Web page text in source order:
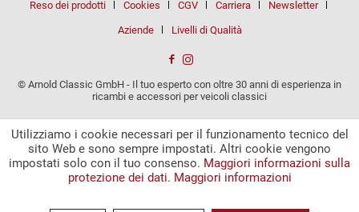
Reso dei prodotti Cookies CGV Carriera Newsletter
Aziende Livelli di Qualità
© Arnold Classic GmbH - Il tuo esperto con oltre 30 anni di esperienza in
ricambi e accessori per veicoli classici
Utilizziamo i cookie necessari per il funzionamento tecnico del
sito Web e sono sempre impostati. Altri cookie vengono
impostati solo con il tuo consenso. Maggiori informazioni sulla
protezione dei dati. Maggiori informazioni